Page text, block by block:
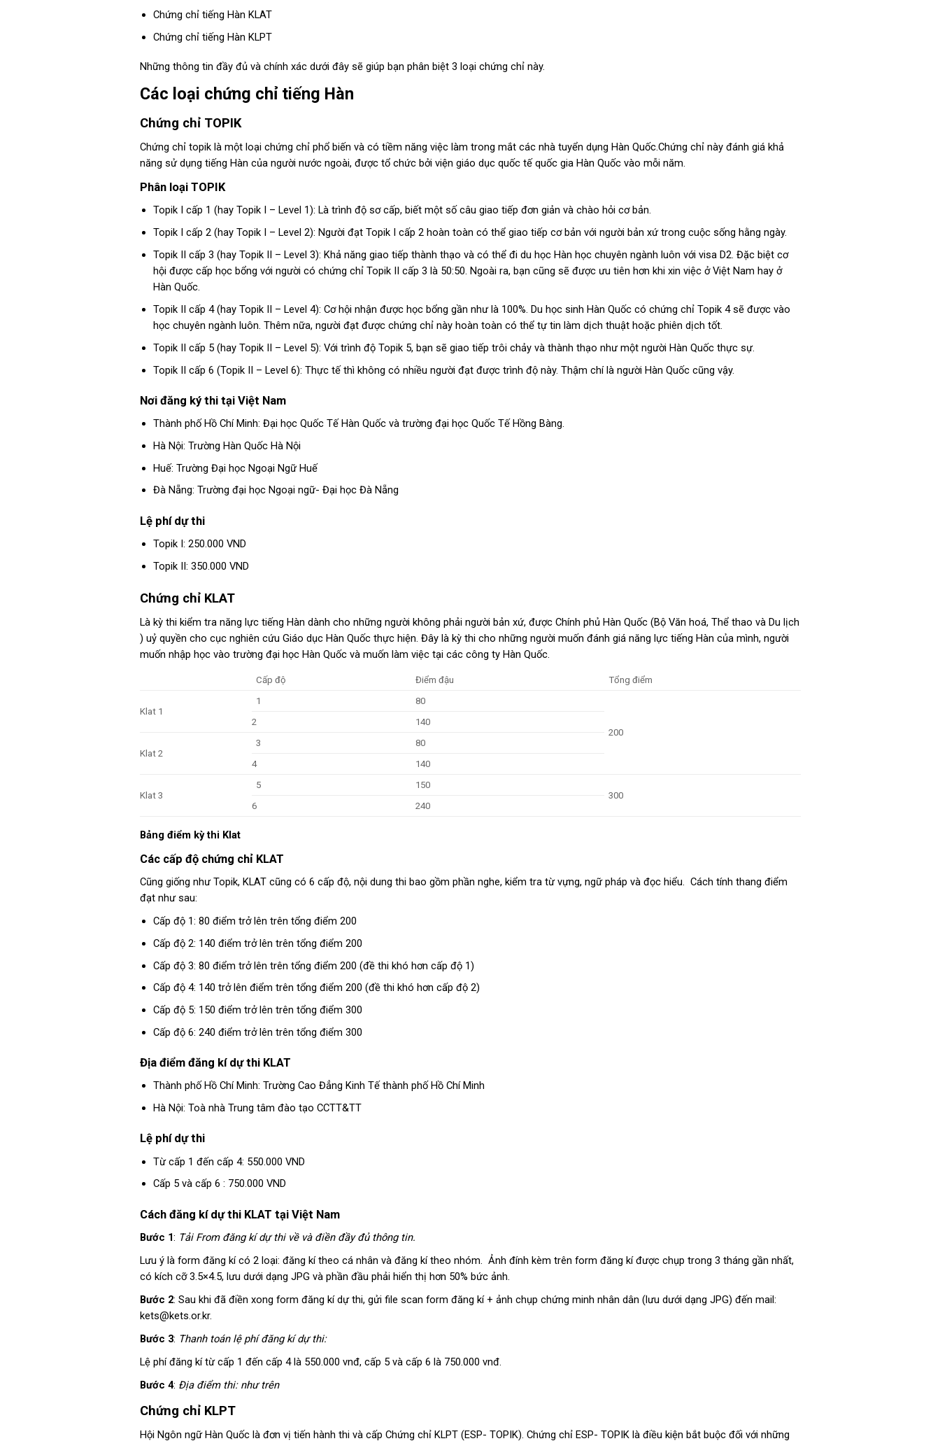
Chứng chỉ tiếng Hàn KLAT
Chứng chỉ tiếng Hàn KLPT
Những thông tin đầy đủ và chính xác dưới đây sẽ giúp bạn phân biệt 3 loại chứng chỉ này.
Các loại chứng chỉ tiếng Hàn
Chứng chỉ TOPIK
Chứng chỉ topik là một loại chứng chỉ phổ biến và có tiềm năng việc làm trong mắt các nhà tuyển dụng Hàn Quốc.Chứng chỉ này đánh giá khả
năng sử dụng tiếng Hàn của người nước ngoài, được tổ chức bởi viện giáo dục quốc tế quốc gia Hàn Quốc vào mỗi năm.
Phân loại TOPIK
Topik I cấp 1 (hay Topik I – Level 1): Là trình độ sơ cấp, biết một số câu giao tiếp đơn giản và chào hỏi cơ bản.
Topik I cấp 2 (hay Topik I – Level 2): Người đạt Topik I cấp 2 hoàn toàn có thể giao tiếp cơ bản với người bản xứ trong cuộc sống hằng ngày.
Topik II cấp 3 (hay Topik II – Level 3): Khả năng giao tiếp thành thạo và có thể đi du học Hàn học chuyên ngành luôn với visa D2. Đặc biệt cơ
hội được cấp học bổng với người có chứng chỉ Topik II cấp 3 là 50:50. Ngoài ra, bạn cũng sẽ được ưu tiên hơn khi xin việc ở Việt Nam hay ở
Hàn Quốc.
Topik II cấp 4 (hay Topik II – Level 4): Cơ hội nhận được học bổng gần như là 100%. Du học sinh Hàn Quốc có chứng chỉ Topik 4 sẽ được vào
học chuyên ngành luôn. Thêm nữa, người đạt được chứng chỉ này hoàn toàn có thể tự tin làm dịch thuật hoặc phiên dịch tốt.
Topik II cấp 5 (hay Topik II – Level 5): Với trình độ Topik 5, bạn sẽ giao tiếp trôi chảy và thành thạo như một người Hàn Quốc thực sự.
Topik II cấp 6 (Topik II – Level 6): Thực tế thì không có nhiều người đạt được trình độ này. Thậm chí là người Hàn Quốc cũng vậy.
Nơi đăng ký thi tại Việt Nam
Thành phố Hồ Chí Minh: Đại học Quốc Tế Hàn Quốc và trường đại học Quốc Tế Hồng Bàng.
Hà Nội: Trường Hàn Quốc Hà Nội
Huế: Trường Đại học Ngoại Ngữ Huế
Đà Nẵng: Trường đại học Ngoại ngữ- Đại học Đà Nẵng
Lệ phí dự thi
Topik I: 250.000 VND
Topik II: 350.000 VND
Chứng chỉ KLAT
Là kỳ thi kiểm tra năng lực tiếng Hàn dành cho những người không phải người bản xứ, được Chính phủ Hàn Quốc (Bộ Văn hoá, Thể thao và Du lịch
) uỷ quyền cho cục nghiên cứu Giáo dục Hàn Quốc thực hiện. Đây là kỳ thi cho những người muốn đánh giá năng lực tiếng Hàn của mình, người
muốn nhập học vào trường đại học Hàn Quốc và muốn làm việc tại các công ty Hàn Quốc.
Cấp độ Điểm đậu Tổng điểm
Klat 1
1 80
200
2 140
Klat 2
3
80
4
140
Klat 3
5
150
300
6
240
Bảng điểm kỳ thi Klat
Các cấp độ chứng chỉ KLAT
Cũng giống như Topik, KLAT cũng có 6 cấp độ, nội dung thi bao gồm phần nghe, kiểm tra từ vựng, ngữ pháp và đọc hiểu. Cách tính thang điểm
đạt như sau:
Cấp độ 1: 80 điểm trở lên trên tổng điểm 200
Cấp độ 2: 140 điểm trở lên trên tổng điểm 200
Cấp độ 3: 80 điểm trở lên trên tổng điểm 200 (đề thi khó hơn cấp độ 1)
Cấp độ 4: 140 trở lên điểm trên tổng điểm 200 (đề thi khó hơn cấp độ 2)
Cấp độ 5: 150 điểm trở lên trên tổng điểm 300
Cấp độ 6: 240 điểm trở lên trên tổng điểm 300
Địa điểm đăng kí dự thi KLAT
Thành phố Hồ Chí Minh: Trường Cao Đẳng Kinh Tế thành phố Hồ Chí Minh
Hà Nội: Toà nhà Trung tâm đào tạo CCTT&TT
Lệ phí dự thi
Từ cấp 1 đến cấp 4: 550.000 VND
Cấp 5 và cấp 6 : 750.000 VND
Cách đăng kí dự thi KLAT tại Việt Nam
Bước 1: Tải From đăng kí dự thi về và điền đầy đủ thông tin.
Lưu ý là form đăng kí có 2 loại: đăng kí theo cá nhân và đăng kí theo nhóm. Ảnh đính kèm trên form đăng kí được chụp trong 3 tháng gần nhất,
có kích cỡ 3.5×4.5, lưu dưới dạng JPG và phần đầu phải hiển thị hơn 50% bức ảnh.
Bước 2: Sau khi đã điền xong form đăng kí dự thi, gửi file scan form đăng kí + ảnh chụp chứng minh nhân dân (lưu dưới dạng JPG) đến mail:
kets@kets.or.kr.
Bước 3: Thanh toán lệ phí đăng kí dự thi:
Lệ phí đăng kí từ cấp 1 đến cấp 4 là 550.000 vnđ, cấp 5 và cấp 6 là 750.000 vnđ.
Bước 4: Địa điểm thi: như trên
Chứng chỉ KLPT
Hội Ngôn ngữ Hàn Quốc là đơn vị tiến hành thi và cấp Chứng chỉ KLPT (ESP- TOPIK). Chứng chỉ ESP- TOPIK là điều kiện bắt buộc đối với những